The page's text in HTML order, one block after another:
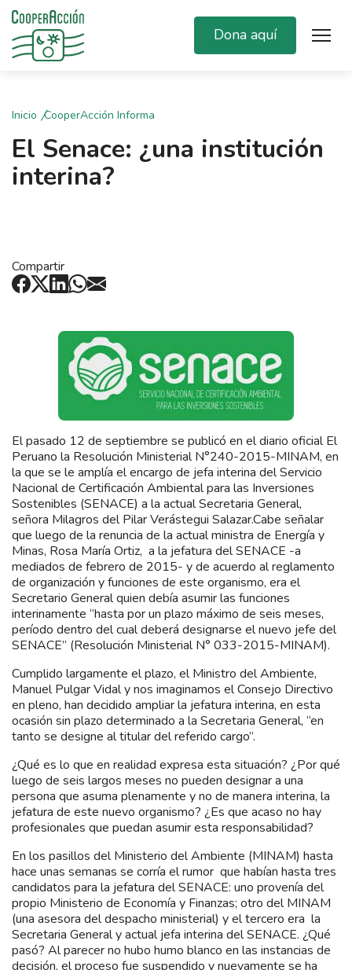
Dona aquí
Inicio CooperAcción Informa
El Senace: ¿una institución
interina?
Compartir
El pasado 12 de septiembre se publicó en el diario oficial El
Peruano la Resolución Ministerial N°240-2015-MINAM, en
la que se le amplía el encargo de jefa interina del Servicio
Nacional de Certificación Ambiental para las Inversiones
Sostenibles (SENACE) a la actual Secretaria General,
señora Milagros del Pilar Verástegui Salazar.Cabe señalar
que luego de la renuncia de la actual ministra de Energía y
Minas, Rosa María Ortiz, a la jefatura del SENACE -a
mediados de febrero de 2015- y de acuerdo al reglamento
de organización y funciones de este organismo, era el
Secretario General quien debía asumir las funciones
interinamente “hasta por un plazo máximo de seis meses,
período dentro del cual deberá designarse el nuevo jefe del
SENACE” (Resolución Ministerial N° 033-2015-MINAM).
Cumplido largamente el plazo, el Ministro del Ambiente,
Manuel Pulgar Vidal y nos imaginamos el Consejo Directivo
en pleno, han decidido ampliar la jefatura interina, en esta
ocasión sin plazo determinado a la Secretaria General, “en
tanto se designe al titular del referido cargo”.
¿Qué es lo que en realidad expresa esta situación? ¿Por qué
luego de seis largos meses no pueden designar a una
persona que asuma plenamente y no de manera interina, la
jefatura de este nuevo organismo? ¿Es que acaso no hay
profesionales que puedan asumir esta responsabilidad?
En los pasillos del Ministerio del Ambiente (MINAM) hasta
hace unas semanas se corría el rumor que habían hasta tres
candidatos para la jefatura del SENACE: uno provenía del
propio Ministerio de Economía y Finanzas; otro del MINAM
(una asesora del despacho ministerial) y el tercero era la
Secretaria General y actual jefa interina del SENACE. ¿Qué
pasó? Al parecer no hubo humo blanco en las instancias de
decisión, el proceso fue suspendido y nuevamente se ha